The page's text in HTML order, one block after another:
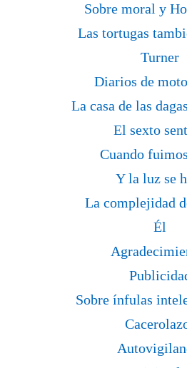
Sobre moral y
Las tortugas
Turner
Diarios de
La casa de las
El sexto
Cuando
Y la luz se
La complejidad
Él
Sobre ínfulas